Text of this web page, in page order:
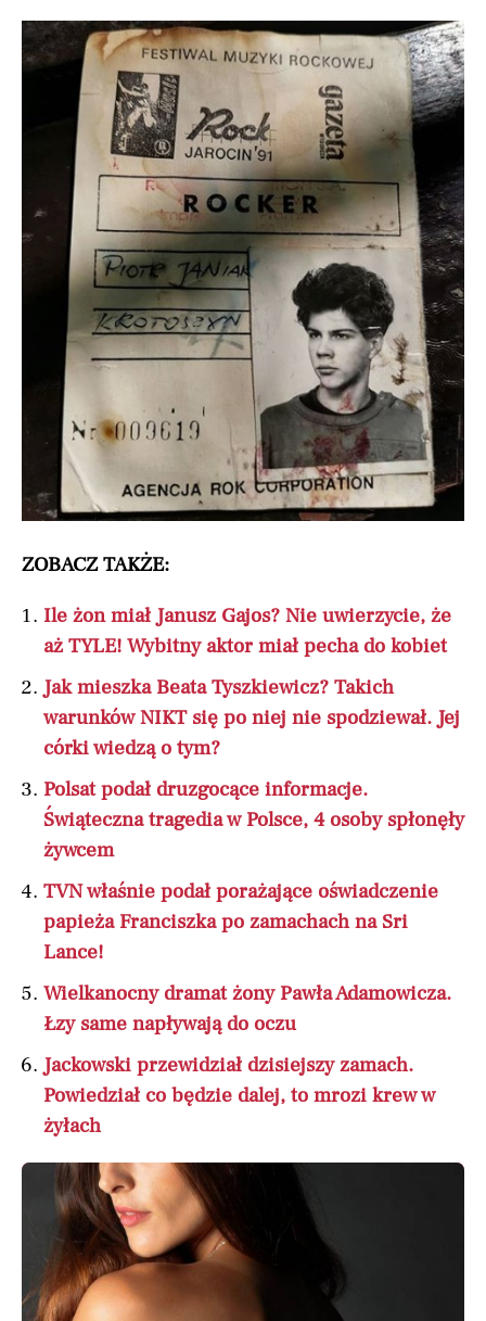
ZOBACZ TAKŻE:
Ile żon miał Janusz Gajos? Nie uwierzycie, że
aż TYLE! Wybitny aktor miał pecha do kobiet
Jak mieszka Beata Tyszkiewicz? Takich
warunków NIKT się po niej nie spodziewał. Jej
córki wiedzą o tym?
Polsat podał druzgocące informacje.
Świąteczna tragedia w Polsce, 4 osoby spłonęły
żywcem
TVN właśnie podał porażające oświadczenie
papieża Franciszka po zamachach na Sri
Lance!
Wielkanocny dramat żony Pawła Adamowicza.
Łzy same napływają do oczu
Jackowski przewidział dzisiejszy zamach.
Powiedział co będzie dalej, to mrozi krew w
żyłach